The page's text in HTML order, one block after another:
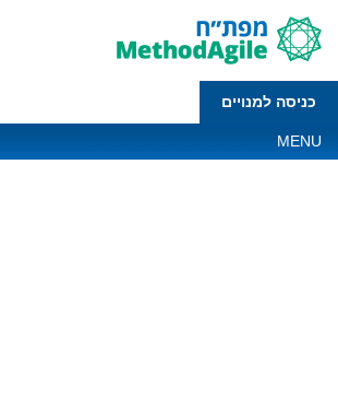
כניסה למנויים
MENU